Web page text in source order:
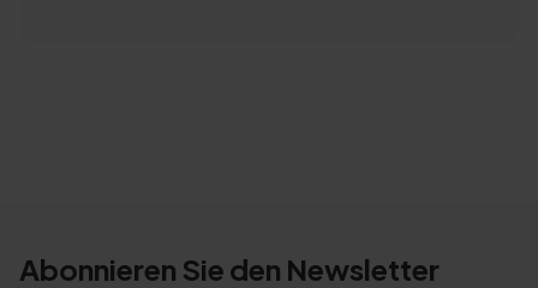
Abonnieren Sie den Newsletter